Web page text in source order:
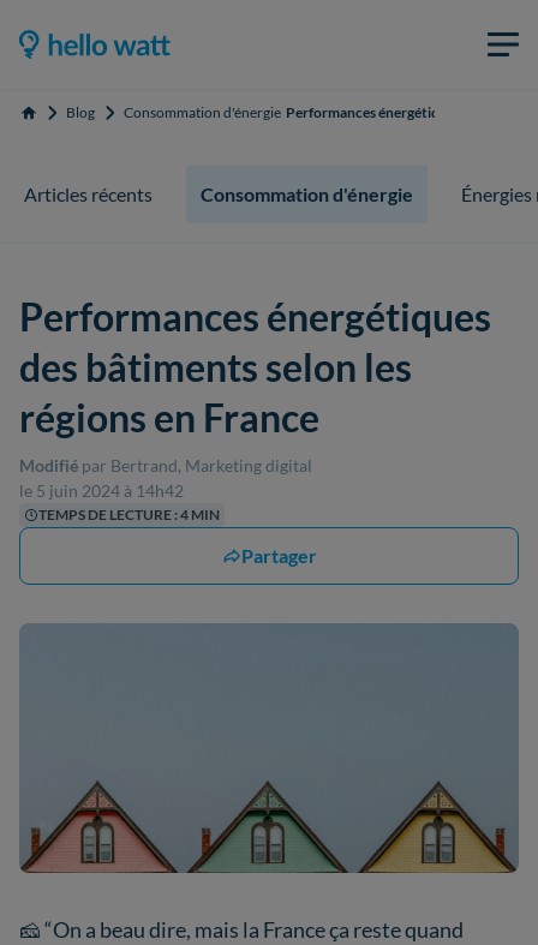
Accueil Blog Consommation d'énergie Performances énergétiques des
Articles récents Consommation d'énergie
Performances énergétiques
des bâtiments selon les
régions en France
Modifié par Bertrand, Marketing digital
le 5 juin 2024 à 14h42
TEMPS DE LECTURE : 4 MIN
Partager
🧀 “On a beau dire, mais la France ça reste quand